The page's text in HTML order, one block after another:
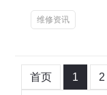
维修资讯
首页 1 2